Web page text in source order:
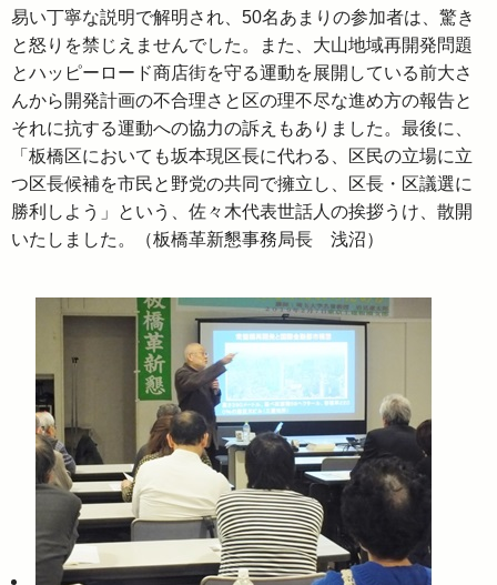
易い丁寧な説明で解明され、50名あまりの参加者は、驚き
と怒りを禁じえませんでした。また、大山地域再開発問題
とハッピーロード商店街を守る運動を展開している前大さ
んから開発計画の不合理さと区の理不尽な進め方の報告と
それに抗する運動への協力の訴えもありました。最後に、
「板橋区においても坂本現区長に代わる、区民の立場に立
つ区長候補を市民と野党の共同で擁立し、区長・区議選に
勝利しよう」という、佐々木代表世話人の挨拶うけ、散開
いたしました。（板橋革新懇事務局長 浅沼）